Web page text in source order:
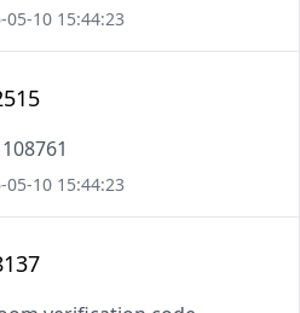
05-10 15:44:23
05-10 15:44:23